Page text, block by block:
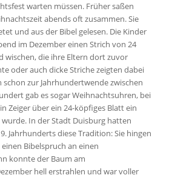
warten müssen. Früher saßen
abends oft zusammen. Sie
und aus der Bibel gelesen. Die Kinder
im Dezember einen Strich von 24
wischen, die ihre Eltern dort zuvor
oder auch dicke Striche zeigten dabei
schon zur Jahrhundertwende zwischen
gab es sogar Weihnachtsuhren, bei
Zeiger über ein 24-köpfiges Blatt ein
In der Stadt Duisburg hatten
Jahrhunderts diese Tradition: Sie hingen
Bibelspruch an einen
konnte der Baum am
hell erstrahlen und war voller